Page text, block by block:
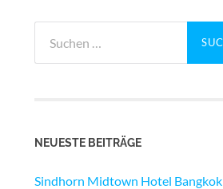
nach:
NEUESTE BEITRÄGE
Sindhorn Midtown Hotel Bangkok